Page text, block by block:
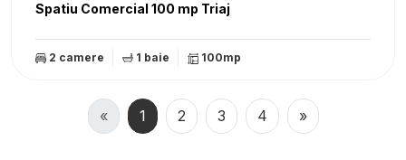
Spatiu Comercial 100 mp Triaj
2 camere 1 baie 100mp
« 1 2 3 4 »